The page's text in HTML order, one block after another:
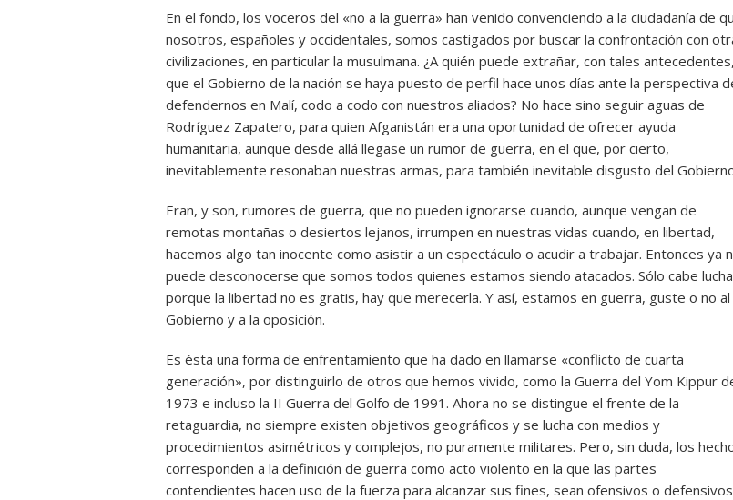
En el fondo, los voceros del «no a la guerra» han venido convenciendo a la ciudadanía de
nosotros, españoles y occidentales, somos castigados por buscar la confrontación con
civilizaciones, en particular la musulmana. ¿A quién puede extrañar, con tales antecedentes,
que el Gobierno de la nación se haya puesto de perfil hace unos días ante la perspectiva
defendernos en Malí, codo a codo con nuestros aliados? No hace sino seguir aguas de
Rodríguez Zapatero, para quien Afganistán era una oportunidad de ofrecer ayuda
humanitaria, aunque desde allá llegase un rumor de guerra, en el que, por cierto,
inevitablemente resonaban nuestras armas, para también inevitable disgusto del
Eran, y son, rumores de guerra, que no pueden ignorarse cuando, aunque vengan de
remotas montañas o desiertos lejanos, irrumpen en nuestras vidas cuando, en libertad,
hacemos algo tan inocente como asistir a un espectáculo o acudir a trabajar. Entonces ya
puede desconocerse que somos todos quienes estamos siendo atacados. Sólo cabe
porque la libertad no es gratis, hay que merecerla. Y así, estamos en guerra, guste o no al
Gobierno y a la oposición.
Es ésta una forma de enfrentamiento que ha dado en llamarse «conflicto de cuarta
generación», por distinguirlo de otros que hemos vivido, como la Guerra del Yom Kippur
1973 e incluso la II Guerra del Golfo de 1991. Ahora no se distingue el frente de la
retaguardia, no siempre existen objetivos geográficos y se lucha con medios y
procedimientos asimétricos y complejos, no puramente militares. Pero, sin duda, los
corresponden a la definición de guerra como acto violento en la que las partes
contendientes hacen uso de la fuerza para alcanzar sus fines, sean ofensivos o